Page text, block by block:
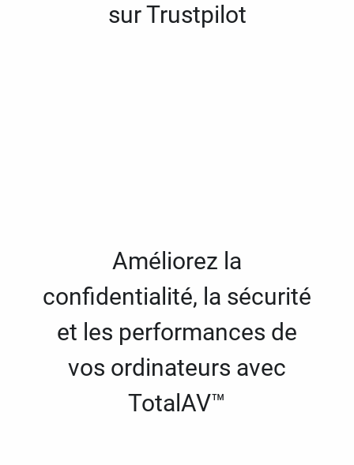
sur Trustpilot
Améliorez la
confidentialité, la sécurité
et les performances de
vos ordinateurs avec
TotalAV™